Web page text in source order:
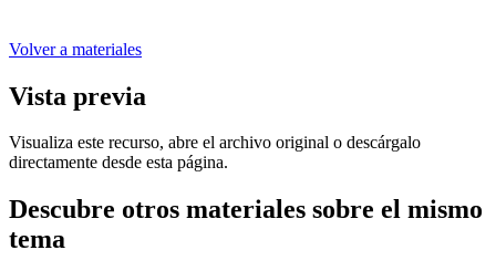
Volver a materiales
Vista previa
Visualiza este recurso, abre el archivo original o descárgalo
directamente desde esta página.
Descubre otros materiales sobre el mismo
tema